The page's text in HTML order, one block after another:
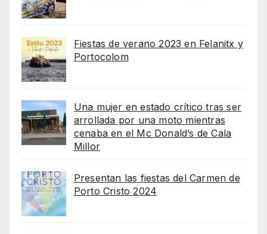
Fiestas de verano 2023 en Felanitx y
Portocolom
Una mujer en estado crítico tras ser
arrollada por una moto mientras
cenaba en el Mc Donald’s de Cala
Millor
Presentan las fiestas del Carmen de
Porto Cristo 2024